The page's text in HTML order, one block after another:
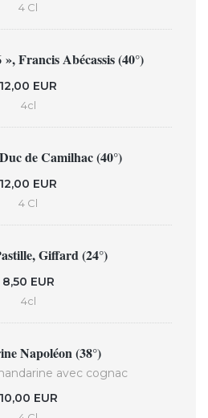
4 Cl
Francis Abécassis (40°)
12,00 EUR
4cl
de Camilhac (40°)
12,00 EUR
4 Cl
Giffard (24°)
8,50 EUR
4cl
Napoléon (38°)
avec cognac
10,00 EUR